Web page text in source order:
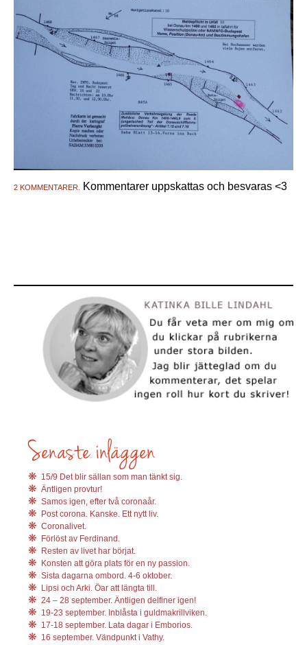
2 KOMMENTARER. Kommentarer uppskattas och besvaras <3
15/9 Det blir sällan som man tänkt sig.
Äntligen provtur!
Samos igen, efter två coronaår.
Post corona. Kanske. Ett nytt liv.
Coronalivet.
Förlöst av Ferdinand.
Resten av livet har börjat.
Konsten att göra plats för en ny passion.
Sista dagarna ombord. 4-6 oktober.
Lipsi och Arki. Öar att längta till.
24 – 28 september. Äntligen delfiner igen!
19-23 september. Inblåsta i guldmakrillviken.
17-18 september. Lata dagar i Emborios.
16 september. Vändpunkt i Vathy.